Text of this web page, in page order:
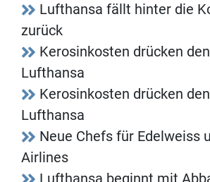
Lufthansa fällt hinter die
zurück
Kerosinkosten drücken
Lufthansa
Kerosinkosten drücken
Lufthansa
Neue Chefs für Edelweiss
Airlines